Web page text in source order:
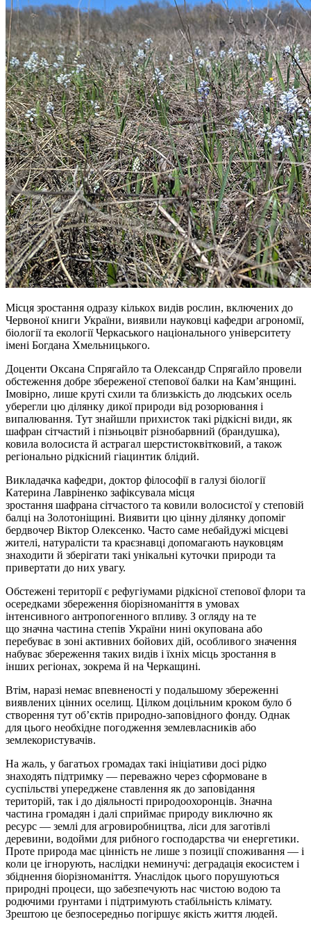
Місця зростання одразу кількох видів рослин, включених до
Червоної книги України, виявили науковці кафедри агрономії,
біології та екології Черкаського національного університету
імені Богдана Хмельницького.
Доценти Оксана Спрягайло та Олександр Спрягайло провели
обстеження добре збереженої степової балки на Кам’янщині.
Імовірно, лише круті схили та близькість до людських осель
уберегли цю ділянку дикої природи від розорювання і
випалювання. Тут знайшли прихисток такі рідкісні види, як
шафран сітчастий і пізньоцвіт різнобарвний (брандушка),
ковила волосиста й астрагал шерстистоквітковий, а також
регіонально рідкісний гіацинтик блідий.
Викладачка кафедри, доктор філософії в галузі біології
Катерина Лавріненко зафіксувала місця
зростання шафрана сітчастого та ковили волосистої у степовій
балці на Золотоніщині. Виявити цю цінну ділянку допоміг
бердвочер Віктор Олексенко. Часто саме небайдужі місцеві
жителі, натуралісти та краєзнавці допомагають науковцям
знаходити й зберігати такі унікальні куточки природи та
привертати до них увагу.
Обстежені території є рефугіумами рідкісної степової флори та
осередками збереження біорізноманіття в умовах
інтенсивного антропогенного впливу. З огляду на те
що значна частина степів України нині окупована або
перебуває в зоні активних бойових дій, особливого значення
набуває збереження таких видів і їхніх місць зростання в
інших регіонах, зокрема й на Черкащині.
Втім, наразі немає впевненості у подальшому збереженні
виявлених цінних оселищ. Цілком доцільним кроком було б
створення тут об’єктів природно-заповідного фонду. Однак
для цього необхідне погодження землевласників або
землекористувачів.
На жаль, у багатьох громадах такі ініціативи досі рідко
знаходять підтримку — переважно через сформоване в
суспільстві упереджене ставлення як до заповідання
територій, так і до діяльності природоохоронців. Значна
частина громадян і далі сприймає природу виключно як
ресурс — землі для агровиробництва, ліси для заготівлі
деревини, водойми для рибного господарства чи енергетики.
Проте природа має цінність не лише з позиції споживання — і
коли це ігнорують, наслідки неминучі: деградація екосистем і
збіднення біорізноманіття. Унаслідок цього порушуються
природні процеси, що забезпечують нас чистою водою та
родючими ґрунтами і підтримують стабільність клімату.
Зрештою це безпосередньо погіршує якість життя людей.